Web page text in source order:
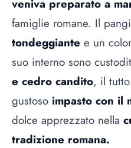
veniva preparato a
famiglie romane. Il
tondeggiante e un
suo interno sono
e cedro candito, il
gustoso impasto con il
dolce apprezzato nella
tradizione romana.